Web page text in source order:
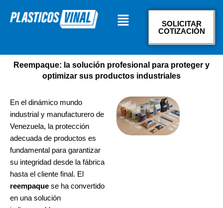
Menú
SOLICITAR
COTIZACIÓN
Reempaque: la solución profesional para proteger y
optimizar sus productos industriales
En el dinámico mundo
industrial y manufacturero de
Venezuela, la protección
adecuada de productos es
fundamental para garantizar
su integridad desde la fábrica
hasta el cliente final. El
reempaque se ha convertido
en una solución